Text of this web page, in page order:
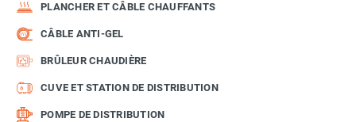
PLANCHER ET CÂBLE CHAUFFANTS
CÂBLE ANTI-GEL
BRÛLEUR CHAUDIÈRE
CUVE ET STATION DE DISTRIBUTION
POMPE DE DISTRIBUTION